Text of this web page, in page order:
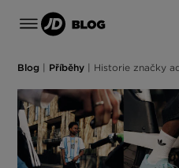
Blog | Příběhy | Historie značky